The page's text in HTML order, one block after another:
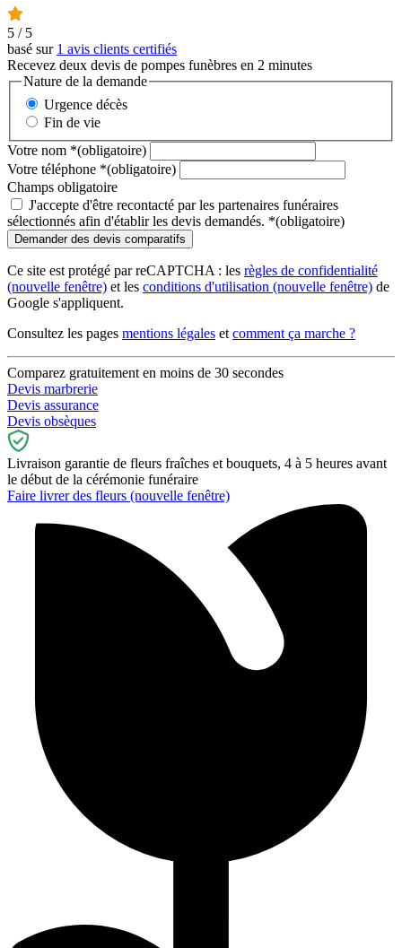
5 / 5
basé sur 1 avis clients certifiés
Recevez deux devis de pompes funèbres en 2 minutes
Nature de la demande
Urgence décès
Fin de vie
Votre nom *(obligatoire)
Votre téléphone *(obligatoire)
Champs obligatoire
J'accepte d'être recontacté par les partenaires funéraires
sélectionnés afin d'établir les devis demandés. *(obligatoire)
Ce site est protégé par reCAPTCHA : les règles de confidentialité
(nouvelle fenêtre) et les conditions d'utilisation (nouvelle fenêtre) de
Google s'appliquent.
Consultez les pages mentions légales et comment ça marche ?
Comparez gratuitement en moins de 30 secondes
Devis marbrerie
Devis assurance
Devis obsèques
Livraison garantie de fleurs fraîches et bouquets, 4 à 5 heures avant
le début de la cérémonie funéraire
Faire livrer des fleurs (nouvelle fenêtre)